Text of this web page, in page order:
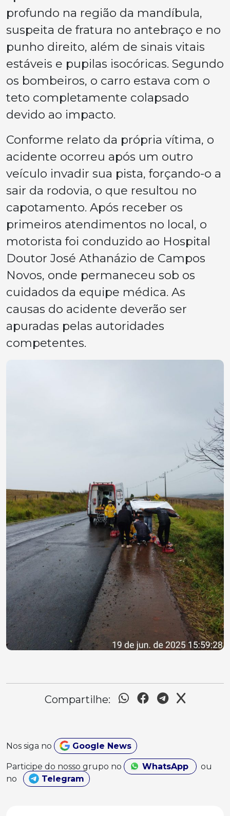
profundo na região da mandíbula,
suspeita de fratura no antebraço e no
punho direito, além de sinais vitais
estáveis e pupilas isocóricas. Segundo
os bombeiros, o carro estava com o
teto completamente colapsado
devido ao impacto.
Conforme relato da própria vítima, o
acidente ocorreu após um outro
veículo invadir sua pista, forçando-o a
sair da rodovia, o que resultou no
capotamento. Após receber os
primeiros atendimentos no local, o
motorista foi conduzido ao Hospital
Doutor José Athanázio de Campos
Novos, onde permaneceu sob os
cuidados da equipe médica. As
causas do acidente deverão ser
apuradas pelas autoridades
competentes.
Compartilhe:
Nos siga no Google News
Participe do nosso grupo no WhatsApp
ou
no
Telegram